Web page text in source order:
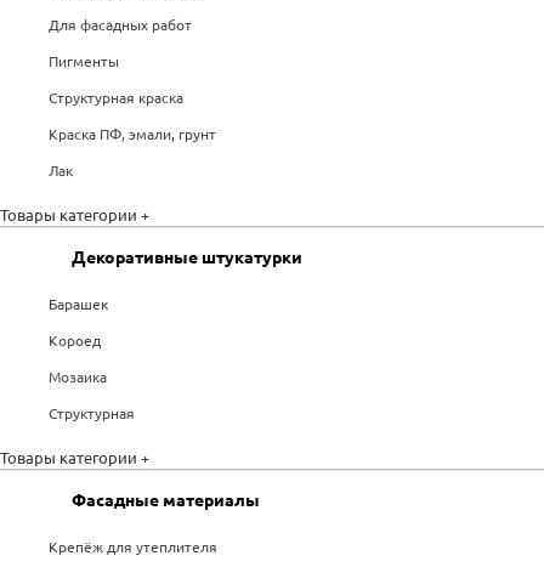
Для фасадных работ
Пигменты
Структурная краска
Краска ПФ, эмали, грунт
Лак
Товары категории +
Декоративные штукатурки
Барашек
Короед
Мозаика
Структурная
Товары категории +
Фасадные материалы
Крепёж для утеплителя